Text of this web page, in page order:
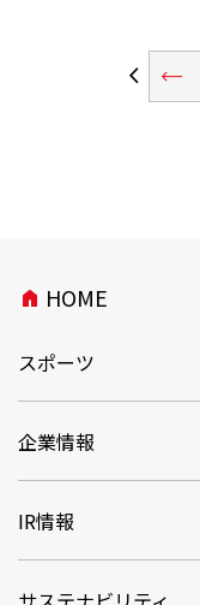
arrow_back_ios trending_flat
home HOME
スポーツ
企業情報
IR情報